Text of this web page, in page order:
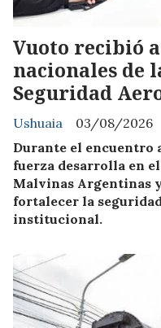
Vuoto recibió
nacionales de
Seguridad
Ushuaia
03/08/2026
Durante el encuentro
fuerza desarrolla en
Malvinas Argentinas
fortalecer la
institucional.